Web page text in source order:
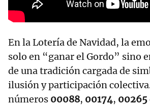
En la Lotería de Navidad, la
solo en “ganar el Gordo” sino
de una tradición cargada de
ilusión y participación
números 00088, 00174, 00265